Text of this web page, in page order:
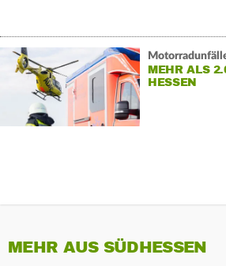
MEHR ALS
HESSEN
MEHR AUS SÜDHESSEN